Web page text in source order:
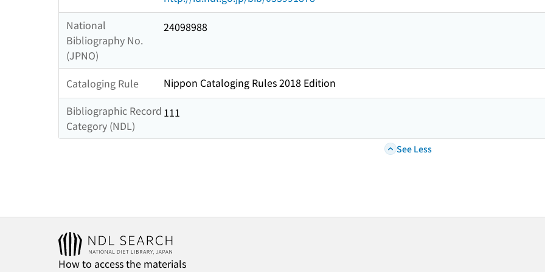
National
Bibliography No.
(JPNO)
24098988
Cataloging Rule
Nippon Cataloging Rules 2018 Edition
Bibliographic Record
Category (NDL)
111
See Less
How to access the materials